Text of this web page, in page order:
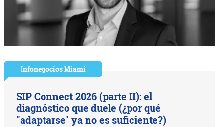
Infonegocios Miami
SIP Connect 2026 (parte II): el
diagnóstico que duele (¿por qué
"adaptarse" ya no es suficiente?)